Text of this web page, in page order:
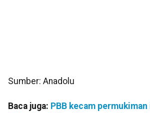
Sumber: Anadolu
Baca juga: PBB kecam